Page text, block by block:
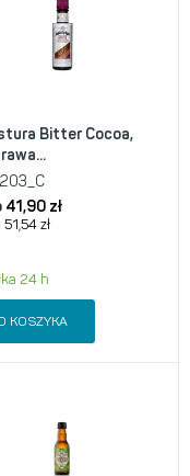
Bitter Cocoa,
41,90 zł
51,54 zł
24 h
KOSZYKA